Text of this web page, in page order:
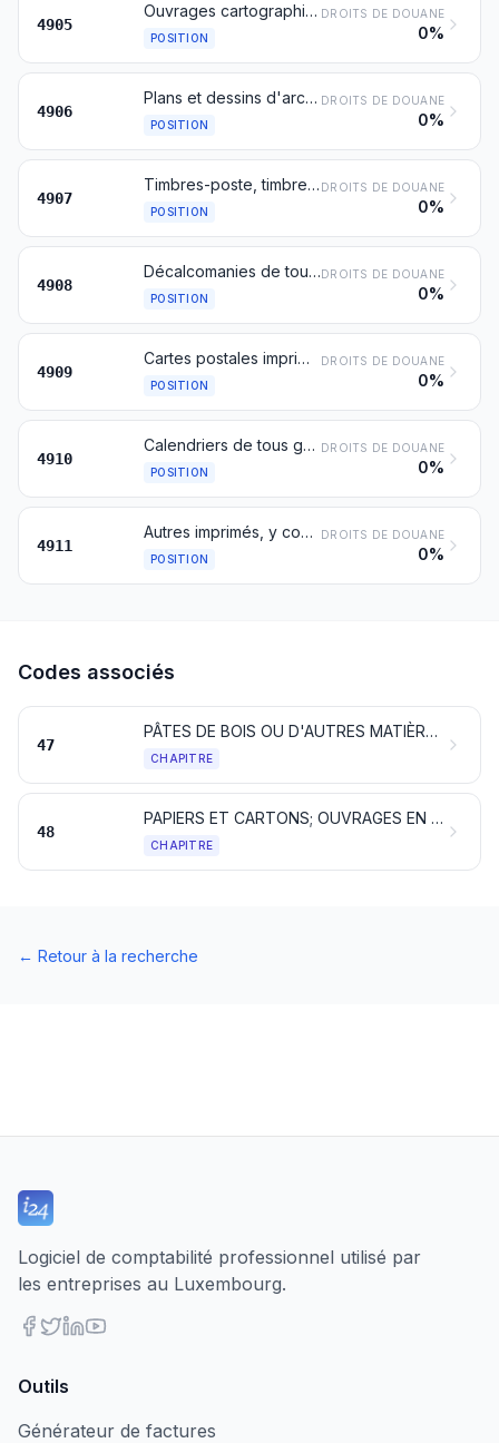
4905
Ouvrages cartographiques de tous genres, y compris les cartes murales, les plans topographiques et les globes, imprimés
POSITION
DROITS DE DOUANE
0%
4906
Plans et dessins d'architectes, d'ingénieurs et autres plans et dessins industriels, commerciaux, topographiques ou similaires, obtenus en original à la main; textes écrits à la main; reproductions photographiques sur papier sensibilisé et copies obtenues au carbone des plans, dessins ou textes visés ci-dessus
POSITION
DROITS DE DOUANE
0%
4907
Timbres-poste, timbres fiscaux et analogues, non oblitérés, ayant cours ou destinés à avoir cours dans le pays dans lequel ils ont, ou auront, une valeur faciale reconnue; papier timbré; billets de banque; chèques; titres d'actions ou d'obligations et titres similaires
POSITION
DROITS DE DOUANE
0%
4908
Décalcomanies de tous genres
POSITION
DROITS DE DOUANE
0%
4909
Cartes postales imprimées ou illustrées; cartes imprimées comportant des vœux ou des messages personnels, même illustrées, avec ou sans enveloppes, garnitures ou applications
POSITION
DROITS DE DOUANE
0%
4910
Calendriers de tous genres, imprimés, y compris les blocs de calendriers à effeuiller
POSITION
DROITS DE DOUANE
0%
4911
Autres imprimés, y compris les images, les gravures et les photographies
POSITION
DROITS DE DOUANE
0%
Codes associés
47
PÂTES DE BOIS OU D'AUTRES MATIÈRES FIBREUSES CELLULOSIQUES; PAPIER OU CARTON À RECYCLER (DÉCHETS ET REBUTS)
CHAPITRE
48
PAPIERS ET CARTONS; OUVRAGES EN PÂTE DE CELLULOSE, EN PAPIER OU EN CARTON
CHAPITRE
← Retour à la recherche
Logiciel de comptabilité professionnel utilisé par
les entreprises au Luxembourg.
Outils
Générateur de factures